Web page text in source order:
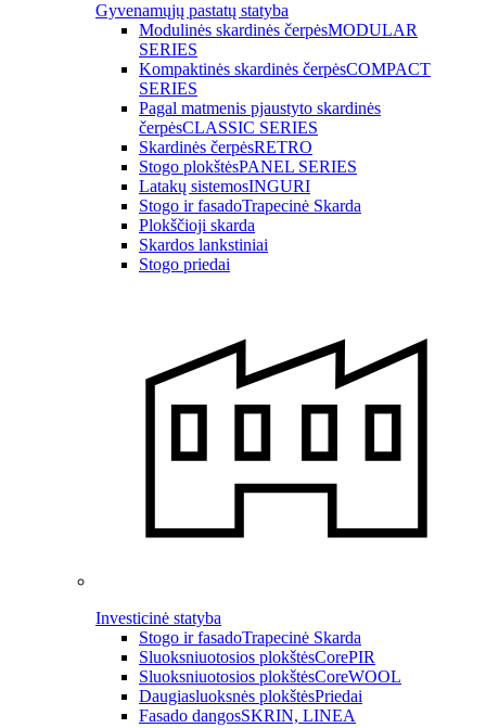
Gyvenamųjų pastatų statyba
Modulinės skardinės čerpėsMODULAR
SERIES
Kompaktinės skardinės čerpėsCOMPACT
SERIES
Pagal matmenis pjaustyto skardinės
čerpėsCLASSIC SERIES
Skardinės čerpėsRETRO
Stogo plokštėsPANEL SERIES
Latakų sistemosINGURI
Stogo ir fasadoTrapecinė Skarda
Plokščioji skarda
Skardos lankstiniai
Stogo priedai
Investicinė statyba
Stogo ir fasadoTrapecinė Skarda
Sluoksniuotosios plokštėsCorePIR
Sluoksniuotosios plokštėsCoreWOOL
Daugiasluoksnės plokštėsPriedai
Fasado dangosSKRIN, LINEA